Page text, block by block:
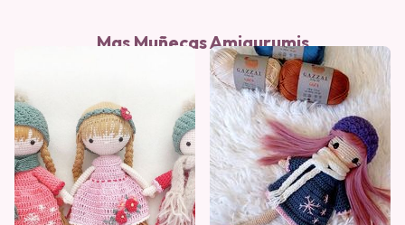
Mas Muñecas Amigurumis